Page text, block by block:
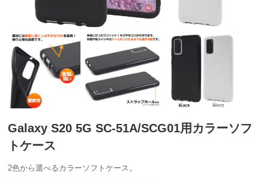
Galaxy S20 5G SC-51A/SCG01用カラーソフ
トケース
2色から選べるカラーソフトケース。